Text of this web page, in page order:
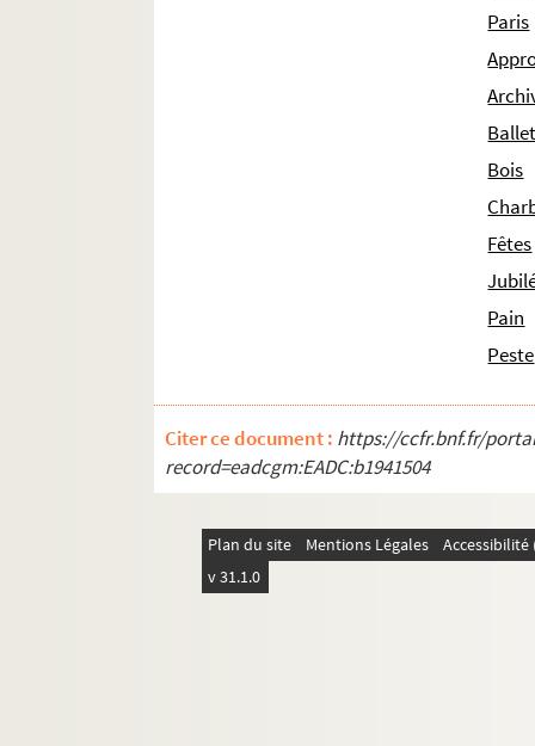
Paris
Bois
Fêtes
Pain
Peste
Citer ce document : https://ccfr.bnf.fr/
record=eadcgm:EADC:b1941504
Plan du site Mentions Légales
v 31.1.0